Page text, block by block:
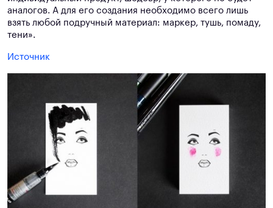
аналогов. А для его создания необходимо всего лишь
взять любой подручный материал: маркер, тушь, помаду,
тени».
Источник